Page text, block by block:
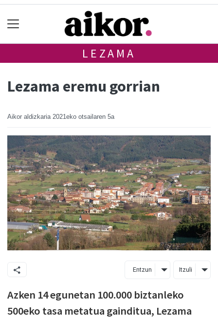
LEZAMA
Lezama eremu gorrian
Aikor aldizkaria 2021eko otsailaren 5a
Entzun Itzuli
Azken 14 egunetan 100.000 biztanleko
500eko tasa metatua gainditua, Lezama